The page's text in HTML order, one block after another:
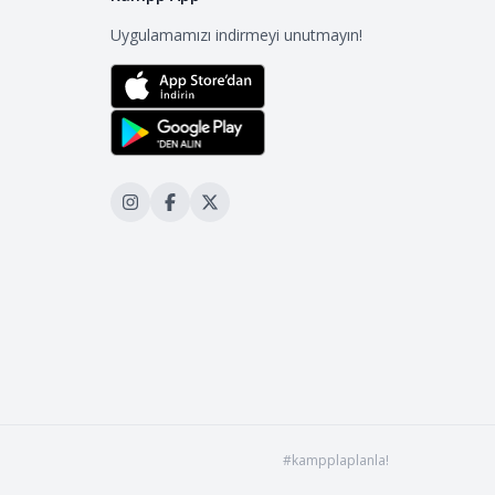
Uygulamamızı indirmeyi unutmayın!
#kampplaplanla!